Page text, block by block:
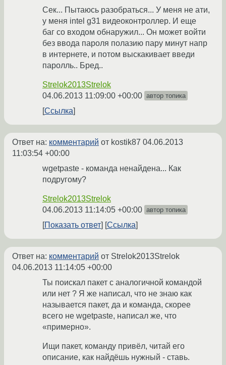
Сек... Пытаюсь разобраться... У меня не ати,
у меня intel g31 видеоконтроллер. И еще
баг со входом обнаружил... Он может войти
без ввода пароля полазию пару минут напр
в интернете, и потом выскакивает введи
паролль.. Бред..
Strelok2013Strelok
04.06.2013 11:09:00 +00:00 автор топика
Ссылка
Ответ на: комментарий от kostik87 04.06.2013
11:03:54 +00:00
wgetpaste - команда ненайдена... Как
подругому?
Strelok2013Strelok
04.06.2013 11:14:05 +00:00 автор топика
Показать ответ Ссылка
Ответ на: комментарий от Strelok2013Strelok
04.06.2013 11:14:05 +00:00
Ты поискал пакет с аналогичной командой
или нет ? Я же написал, что не знаю как
называется пакет, да и команда, скорее
всего не wgetpaste, написал же, что
«примерно».
Ищи пакет, команду привёл, читай его
описание, как найдёшь нужный - ставь.